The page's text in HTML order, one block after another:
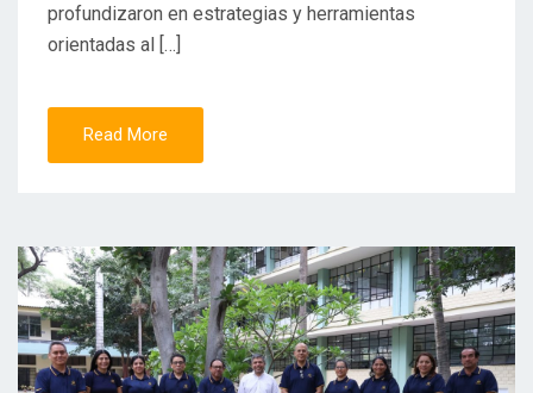
profundizaron en estrategias y herramientas
orientadas al […]
Read More